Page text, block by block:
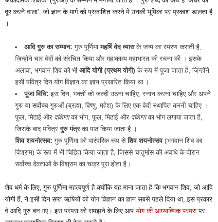
दूर करने वाला’, जो ज्ञान के मार्ग को प्रकाशित करने में उनकी भूमिका पर प्रकाश डालता है
।
आदि गुरु का सम्मान: गुरु पूर्णिमामहर्षि वेद व्यासके जन्म का स्मरण कराती है,
जिन्होंने चार वेदों को संरचित किया और महाकाव्य महाभारत की रचना की । इसके
अलावा, भगवान शिव को भीआदि योगी (प्रथम योगी) के रूप में पूजा जाता है, जिन्होंने
इसी पवित्र दिन योग विज्ञान का ज्ञान प्रसारित किया था ।
पूजा विधि: इस दिन, भक्तों को जल्दी उठना चाहिए, स्नान करना चाहिए और अपने
गुरु या सर्वोच्च गुरुओं (ब्रह्मा, विष्णु, महेश) के लिए एक वेदी स्थापित करनी चाहिए ।
फूल, मिठाई और दक्षिणाका भोग, फूल, मिठाई और दक्षिणाका भोग लगाया जाता है,
जिसके बाद पवित्रगुरु मंत्रका पाठ किया जाता है ।
शिव शयनोत्सव: गुरु पूर्णिमा को पारंपरिक रूप सेशिव शयनोत्सव(भगवान शिव का
विश्राम) के रूप में भी चिह्नित किया जाता है, जिससे चातुर्मास की अवधि के दौरान
सर्वोच्च देवताओं के विश्राम का चक्र पूरा होता है।
शैव धर्म के लिए, गुरु पूर्णिमा महत्वपूर्ण है क्योंकि यह माना जाता है कि भगवान शिव, जो आदि
योगी हैं, ने इसी दिन सप्त ऋषियों को योग विज्ञान का ज्ञान सबसे पहले दिया था, इस प्रकार
वे आदि गुरु बन गए। इस परंपरा को समझने के लिए आप योग की आध्यात्मिक परंपरापर